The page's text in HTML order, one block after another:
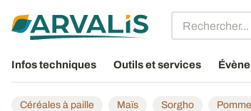
Infos techniques Outils et services
Céréales à paille Maïs Sorgho